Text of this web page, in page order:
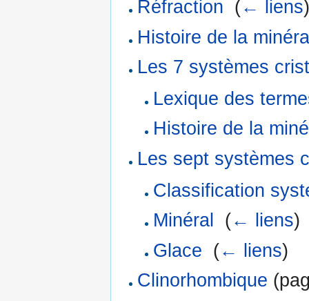
Réfraction ( ← liens
Histoire de la
Les 7 systèmes
Lexique des
Histoire de la
Les sept systèmes
Classification
Minéral
(← liens)
Glace (← liens)
Clinorhombique